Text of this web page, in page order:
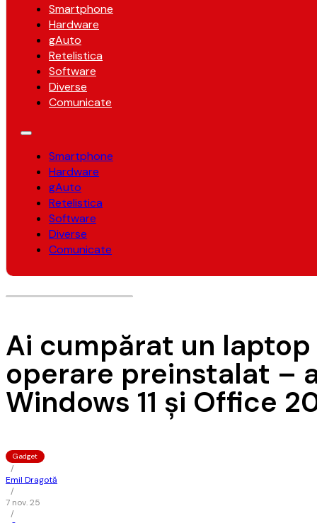
Smartphone
Hardware
gAuto
Retelistica
Software
Diverse
Comunicate
Smartphone
Hardware
gAuto
Retelistica
Software
Diverse
Comunicate
Ai cumpărat un laptop
operare preinstalat –
Windows 11 și Office
Gadget
/
Emil Dragotă
/
7 nov. 25
/